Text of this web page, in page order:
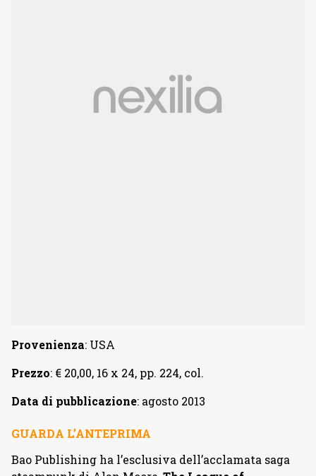
Provenienza: USA
Prezzo: € 20,00, 16 x 24, pp. 224, col.
Data di pubblicazione: agosto 2013
GUARDA L’ANTEPRIMA
Bao Publishing ha l’esclusiva dell’acclamata saga